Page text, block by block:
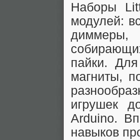
Наборы
модулей:
диммеры,
пайки.
магниты,
игрушек
Arduino.
навыков